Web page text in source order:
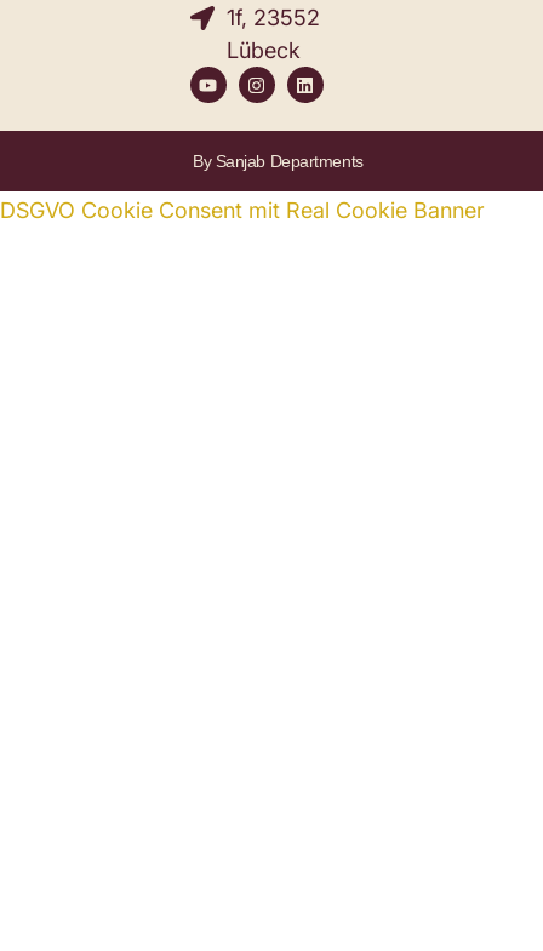
1f, 23552
Lübeck
By Sanjab Departments
DSGVO Cookie Consent mit Real Cookie Banner